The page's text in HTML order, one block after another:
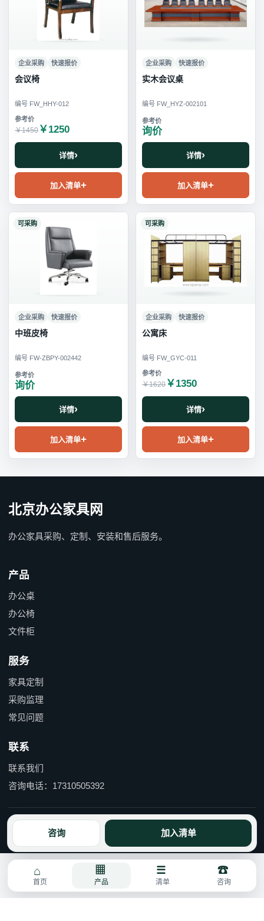
咨询 加入清单
企业采购 快速报价
会议椅
编号 FW_HHY-012
￥1450 ￥1250
详情
加入清单
企业采购 快速报价
实木会议桌
编号 FW_HYZ-002101
询价
详情
加入清单
可采购
企业采购 快速报价
中班皮椅
编号 FW-ZBPY-002442
询价
详情
加入清单
可采购
企业采购 快速报价
公寓床
编号 FW_GYC-011
￥1620 ￥1350
详情
加入清单
北京办公家具网
办公家具采购、定制、安装和售后服务。
产品
办公桌
办公椅
文件柜
服务
家具定制
采购监理
常见问题
联系
联系我们
咨询电话：17310505392
京ICP备15055597号-1 京公网安备110114000490号
首页 产品 清单 咨询